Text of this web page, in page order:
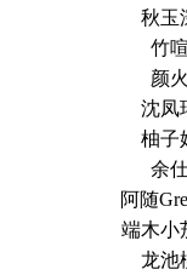
秋玉
竹
颜
沈凤
柚子
余
阿随
端木小
龙池